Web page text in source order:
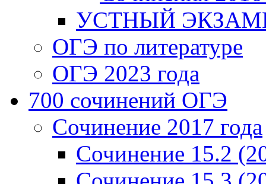
УСТНЫЙ
ОГЭ по литературе
ОГЭ 2023 года
700 cочинений ОГЭ
Сочинение 2017 года
Сочинение 15.2